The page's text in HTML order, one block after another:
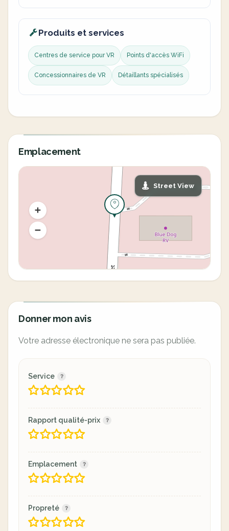
Produits et services
Centres de service pour VR Points d'accès WiFi
Concessionnaires de VR Détaillants spécialisés
Emplacement
Street View
Donner mon avis
Votre adresse électronique ne sera pas publiée.
Service
Rapport qualité-prix
Emplacement
Propreté